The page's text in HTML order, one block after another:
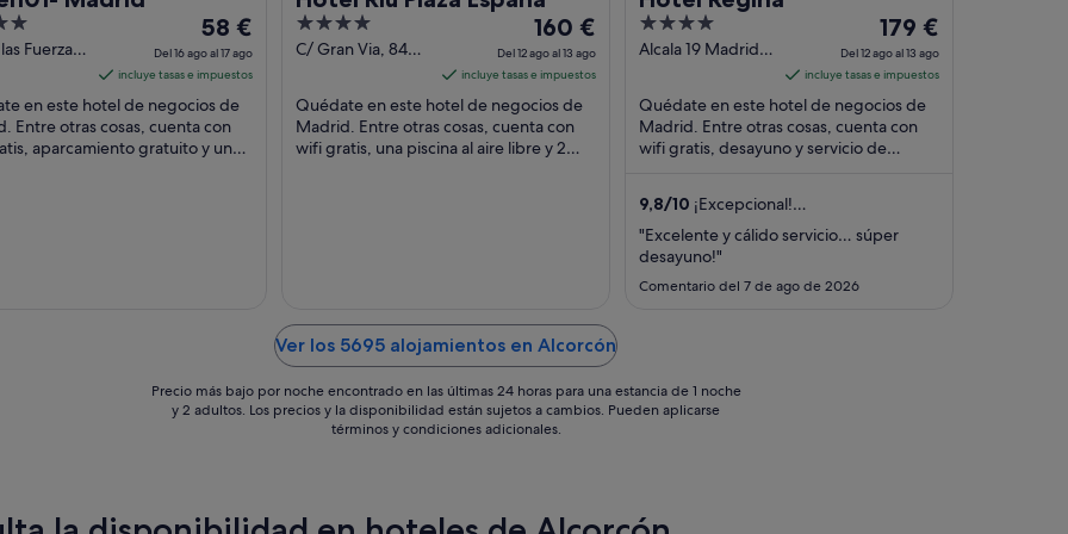
Fuerzas
El
precio
es
de
58 €
por
58 €
Del 16 ago al 17 ago
incluye tasas e impuestos
en este hotel de negocios de
Entre otras cosas, cuenta con
aparcamiento gratuito y una
4
out
5
C/ Gran Via, 84
El
precio
es
de
160 €
por
ago
160 €
Del 12 ago al 13 ago
incluye tasas e impuestos
Quédate en este hotel de negocios de
Madrid. Entre otras cosas, cuenta con
wifi gratis, una piscina al aire libre y 2
4
out
5
Alcala 19 Madrid
El
precio
es
de
179 €
por
179 €
Del 12 ago al 13 ago
incluye tasas e impuestos
Quédate en este hotel de negocios de
Madrid. Entre otras cosas, cuenta con
wifi gratis, desayuno y servicio de
9,8/10 ¡Excepcional!
(2330 comentarios)
"Excelente y cálido servicio… súper
desayuno!"
Comentario del 7 de ago de 2026
Ver los 5695 alojamientos en Alcorcón
Precio más bajo por noche encontrado en las últimas 24 horas para una estancia de 1 noche
y 2 adultos. Los precios y la disponibilidad están sujetos a cambios. Pueden aplicarse
términos y condiciones adicionales.